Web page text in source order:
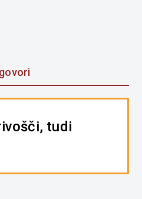
tudi